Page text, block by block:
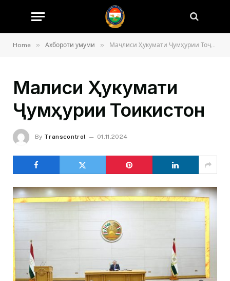
Home » Ахбороти умуми » Маҷлиси Ҳукумати Ҷумҳурии Тоҷикистон
Маҷлиси Ҳукумати
Ҷумҳурии Тоҷикистон
By Transcontrol 01.11.2024